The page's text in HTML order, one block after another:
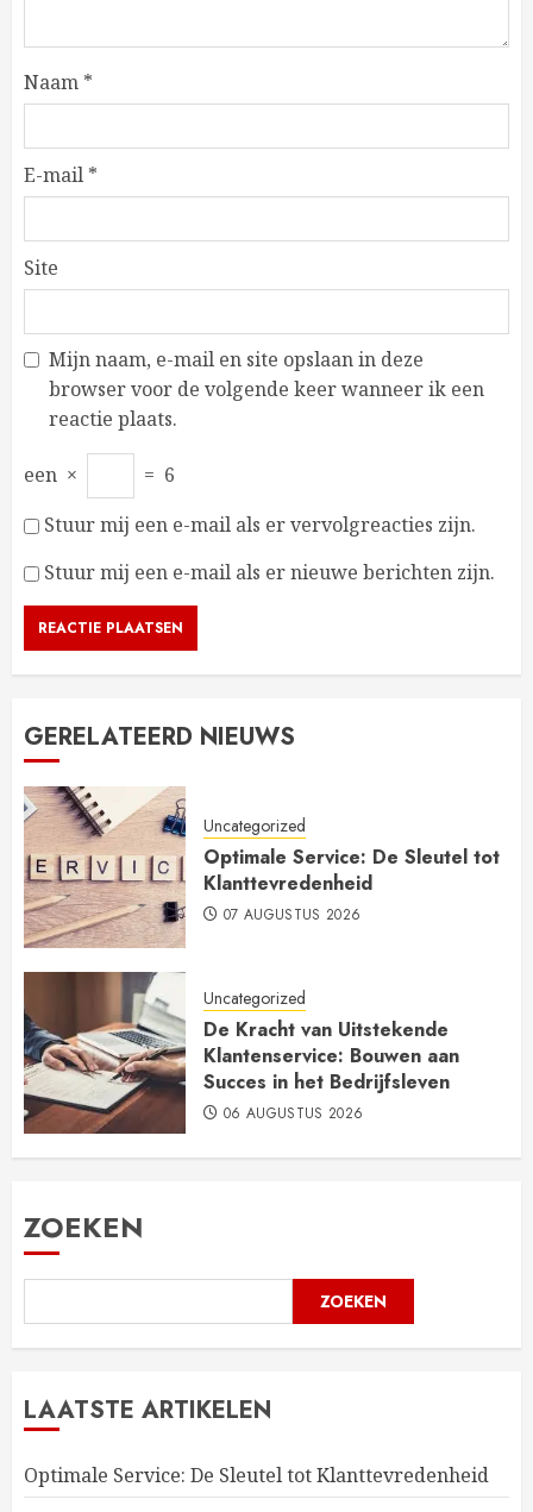
Naam *
E-mail *
Site
Mijn naam, e-mail en site opslaan in deze
browser voor de volgende keer wanneer ik een
reactie plaats.
een × = 6
Stuur mij een e-mail als er vervolgreacties zijn.
Stuur mij een e-mail als er nieuwe berichten zijn.
GERELATEERD NIEUWS
Uncategorized
Optimale Service: De Sleutel tot
Klanttevredenheid
07 AUGUSTUS 2026
Uncategorized
De Kracht van Uitstekende
Klantenservice: Bouwen aan
Succes in het Bedrijfsleven
06 AUGUSTUS 2026
ZOEKEN
ZOEKEN
LAATSTE ARTIKELEN
Optimale Service: De Sleutel tot Klanttevredenheid